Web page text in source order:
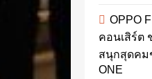
OPPO
คอนเสิร์ต
สนุกสุดคม
ONE